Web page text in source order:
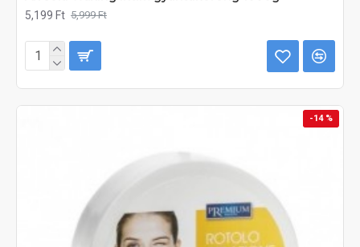
5,199 Ft 5,999 Ft
-14 %